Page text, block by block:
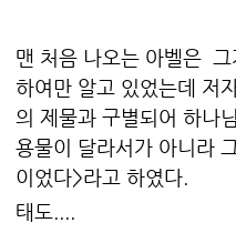
맨 처음 나오는 아벨은
하여만 알고 있었는데 저
의 제물과 구별되어 하나
용물이 달라서가 아니라
이었다>라고 하였다.
태도....